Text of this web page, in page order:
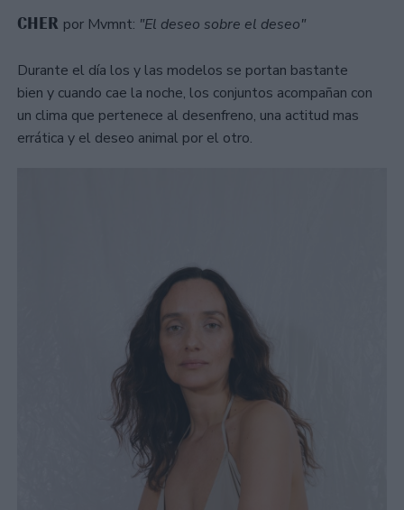
CHER por Mvmnt: "El deseo sobre el deseo"
Durante el día los y las modelos se portan bastante
bien y cuando cae la noche, los conjuntos acompañan con
un clima que pertenece al desenfreno, una actitud mas
errática y el deseo animal por el otro.